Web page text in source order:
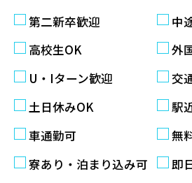
第二新卒歓迎
中
高校生OK
外
U・Iターン歓迎
交
土日休みOK
駅
車通勤可
無
寮あり・泊まり込み可
即